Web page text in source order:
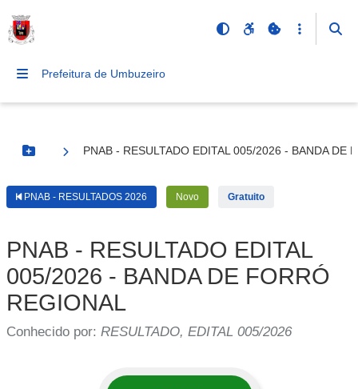
Prefeitura de Umbuzeiro
Botão Menu
PNAB - RESULTADO EDITAL 005/2026 - BANDA DE
PNAB - RESULTADOS 2026 Novo Gratuito
PNAB - RESULTADO EDITAL
005/2026 - BANDA DE FORRÓ
REGIONAL
Conhecido por: RESULTADO, EDITAL 005/2026